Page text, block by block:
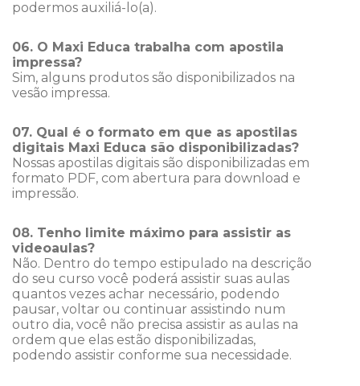
podermos auxiliá-lo(a).
06. O Maxi Educa trabalha com apostila
impressa?
Sim, alguns produtos são disponibilizados na
vesão impressa.
07. Qual é o formato em que as apostilas
digitais Maxi Educa são disponibilizadas?
Nossas apostilas digitais são disponibilizadas em
formato PDF, com abertura para download e
impressão.
08. Tenho limite máximo para assistir as
videoaulas?
Não. Dentro do tempo estipulado na descrição
do seu curso você poderá assistir suas aulas
quantos vezes achar necessário, podendo
pausar, voltar ou continuar assistindo num
outro dia, você não precisa assistir as aulas na
ordem que elas estão disponibilizadas,
podendo assistir conforme sua necessidade.